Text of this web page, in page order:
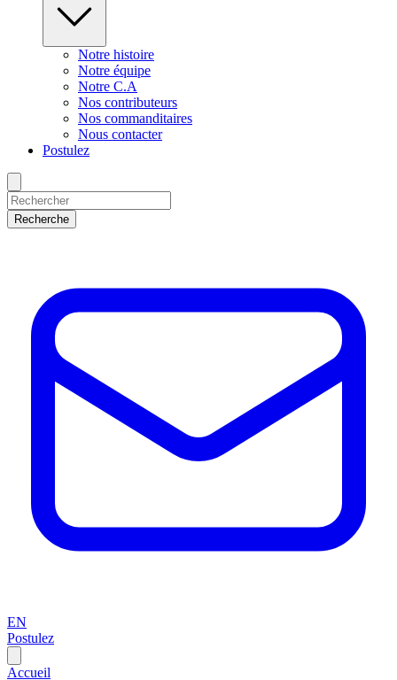
Notre histoire
Notre équipe
Notre C.A
Nos contributeurs
Nos commanditaires
Nous contacter
Postulez
Recherche
EN
Postulez
Accueil